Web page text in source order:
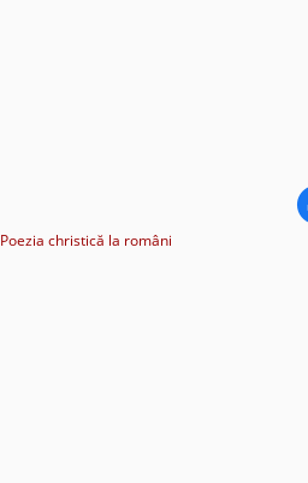
Poezia christică la români